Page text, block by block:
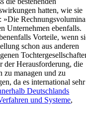
hatten, wie sie
Rechnungsvolumina
Unternehmen ebenfalls.
Vorteile, wenn
schon aus anderen
der Herausforderung, die
zu managen und zu
da es international sehr
Deutschlands
und Systeme,